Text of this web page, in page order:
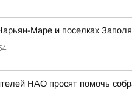
Маре и поселках
НАО просят помочь